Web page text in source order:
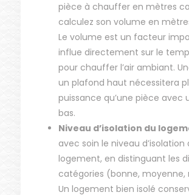
pièce à chauffer en mètres
calculez son volume en
Le volume est un facteur
influe directement sur le
pour chauffer l’air ambiant.
un plafond haut nécessitera
puissance qu’une pièce avec
bas.
Niveau d’isolation du
avec soin le niveau d’isolation
logement, en distinguant les
catégories (bonne, moyenne,
Un logement bien isolé